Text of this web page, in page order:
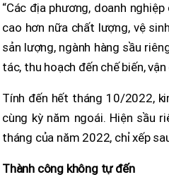
“Các địa phương, doanh
cao hơn nữa chất lượng, vệ
sản lượng, ngành hàng sầu
tác, thu hoạch đến chế biến,
Tính đến hết tháng 10/2022,
cùng kỳ năm ngoái. Hiện sầu
tháng của năm 2022, chỉ xếp
Thành công không tự đến